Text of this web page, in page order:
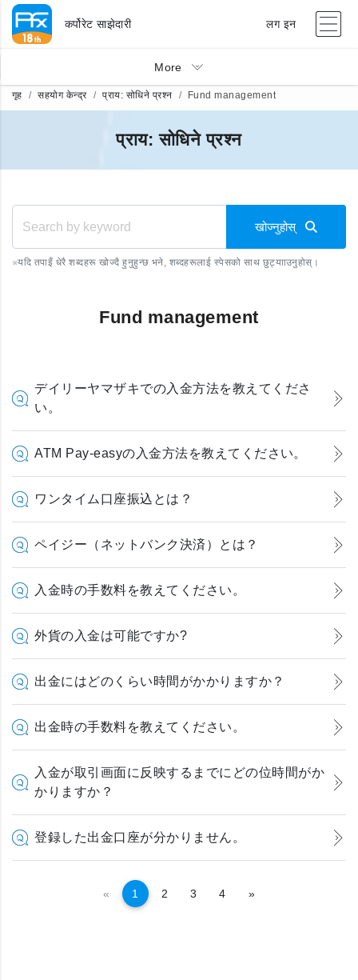
कर्पोरेट साझेदारी लग इन
More
गृह सहयोग केन्द्र प्राय: सोधिने प्रश्न Fund management
प्राय: सोधिने प्रश्न
खोज्नुहोस्
※यदि तपाइँ धेरै शब्दहरू खोज्दै हुनुहुन्छ भने, शब्दहरूलाई स्पेसको साथ छुट्यााउनुहोस्।
Fund management
デイリーヤマザキでの入金方法を教えてくださ
い。
ATM Pay-easyの入金方法を教えてください。
ワンタイム口座振込とは？
ペイジー（ネットバンク決済）とは？
入金時の手数料を教えてください。
外貨の入金は可能ですか?
出金にはどのくらい時間がかかりますか？
出金時の手数料を教えてください。
入金が取引画面に反映するまでにどの位時間がか
かりますか？
登録した出金口座が分かりません。
« अघिल्लो1 2 3 4 »अर्को